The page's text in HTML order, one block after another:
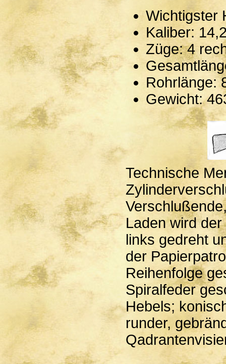
Wichtigster
Kaliber:
Züge: 4
Rohrlänge:
Gewicht:
Technische
Laden wird
links gedreht
der
Reihenfolge
Spiralfeder
Hebels;
runder,